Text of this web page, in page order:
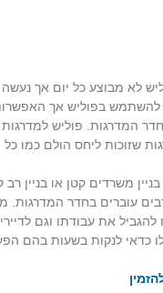
לא מבוצע כל יום אך
להשתמש בפוליש אך
המדרגות. פוליש למדרגות
שזוכות ליחס הולם כמו כל
משרדים קטן או בניין רב
עוברים בחדר המדרגות.
את עבודתו וגם
כדאי לנקות בשעות בהם